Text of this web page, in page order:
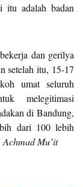
itu adalah badan
dan gerilya
setelah itu, 15-17
umat seluruh
melegitimasi
di Bandung,
dari 100 lebih
Achmad Mu’it